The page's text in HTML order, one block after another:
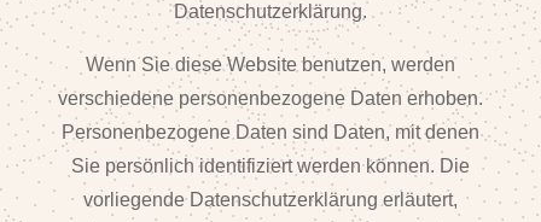
Datenschutzerklärung.
Wenn Sie diese Website benutzen, werden
verschiedene personenbezogene Daten erhoben.
Personenbezogene Daten sind Daten, mit denen
Sie persönlich identifiziert werden können. Die
vorliegende Datenschutzerklärung erläutert,